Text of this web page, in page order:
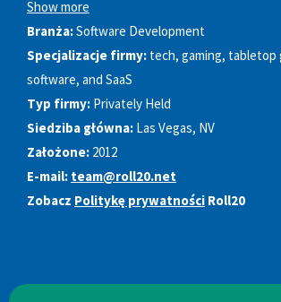
Show more
Branża:Software Development
Specjalizacje firmy: tech, gaming, tabletop
software, and SaaS
Typ firmy: Privately Held
Siedziba główna: Las Vegas, NV
Założone: 2012
E-mail: team@roll20.net
Zobacz Politykę prywatności Roll20